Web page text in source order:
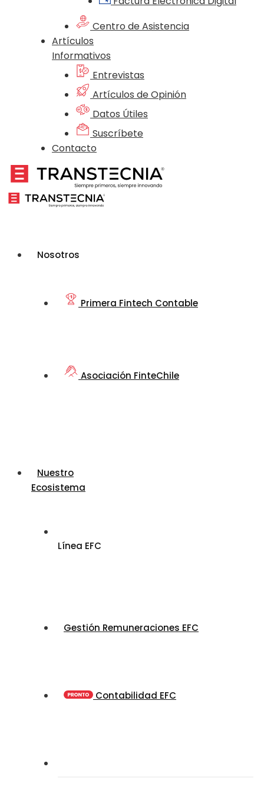
Centro de Asistencia
Artículos
Informativos
Entrevistas
Artículos de Opinión
Datos Útiles
Suscríbete
Contacto
Nosotros
Primera Fintech Contable
Asociación FinteChile
Nuestro
Ecosistema
Línea EFC
Gestión Remuneraciones EFC
Contabilidad EFC